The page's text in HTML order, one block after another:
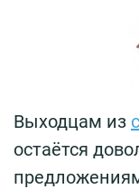
Выходцам из
остаётся